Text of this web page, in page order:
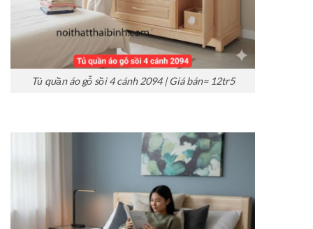
Tủ quần áo gỗ sồi 4 cánh 2094 | Giá bán= 12tr5